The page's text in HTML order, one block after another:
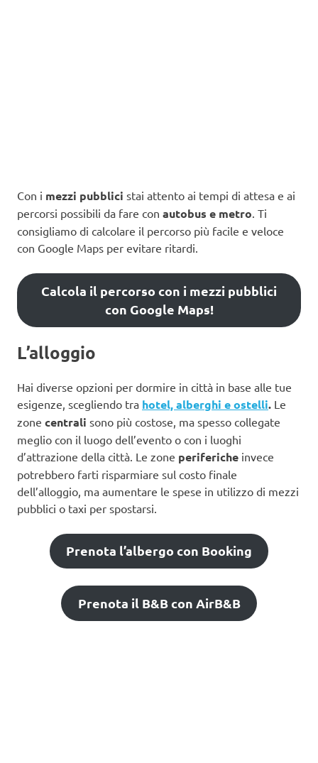
Con i mezzi pubblici stai attento ai tempi di attesa e ai
percorsi possibili da fare con autobus e metro. Ti
consigliamo di calcolare il percorso più facile e veloce
con Google Maps per evitare ritardi.
Calcola il percorso con i mezzi pubblici
con Google Maps!
L’alloggio
Hai diverse opzioni per dormire in città in base alle tue
esigenze, scegliendo tra hotel, alberghi e ostelli. Le
zone centrali sono più costose, ma spesso collegate
meglio con il luogo dell’evento o con i luoghi
d’attrazione della città. Le zone periferiche invece
potrebbero farti risparmiare sul costo finale
dell’alloggio, ma aumentare le spese in utilizzo di mezzi
pubblici o taxi per spostarsi.
Prenota l’albergo con Booking
Prenota il B&B con AirB&B